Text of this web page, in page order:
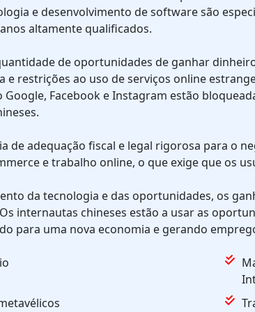
e desenvolvimento de software são
altamente qualificados.
de oportunidades de ganhar
e restrições ao uso de serviços online
Facebook e Instagram estão
de adequação fiscal e legal rigorosa para o
e trabalho online, o que exige que os
da tecnologia e das oportunidades, os
internautas chineses estão a usar as
para uma nova economia e gerando